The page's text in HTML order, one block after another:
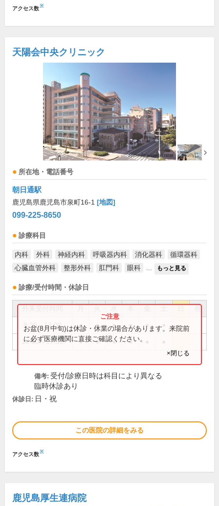
アクセス数※
天陽会中央クリニック
所在地・電話番号
朝日通駅
鹿児島県鹿児島市泉町16-1 [地図]
099-225-8650
診療科目
内科 外科 神経内科 呼吸器内科 消化器科
循環器科
心臓血管外科
整形外科 肛門科 眼科 もっと見る
診療/受付時間・休診日
祝
8:30～13:00 ● ● ● ● ●
14:00～17:30 ● ● ● ●
お盆(8月中旬)は休診・休業の場合があります。来院前
に必ず医療機関に直接ご確認ください。
×閉じる
備考: 受付/診療日時は科目により異なる
臨時休診あり
休診日: 日・祝
この医院の詳細をみる
アクセス数※
鹿児島厚生連病院